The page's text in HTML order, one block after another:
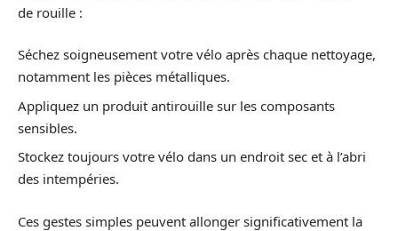
de rouille :
Séchez soigneusement votre vélo après chaque nettoyage,
notamment les pièces métalliques.
Appliquez un produit antirouille sur les composants
sensibles.
Stockez toujours votre vélo dans un endroit sec et à l’abri
des intempéries.
Ces gestes simples peuvent allonger significativement la